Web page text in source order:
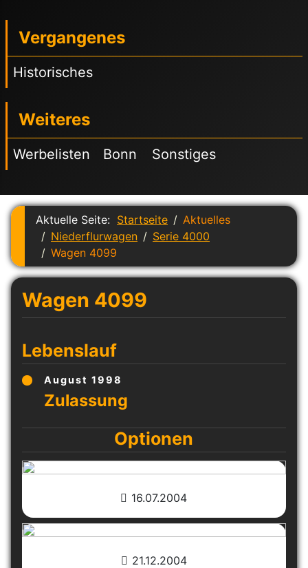
Vergangenes
Historisches
Weiteres
Werbelisten Bonn Sonstiges
Aktuelle Seite: Startseite
Aktuelles
Niederflurwagen
Serie 4000
Wagen 4099
Wagen 4099
Lebenslauf
August 1998
Optionen
16.07.2004
21.12.2004